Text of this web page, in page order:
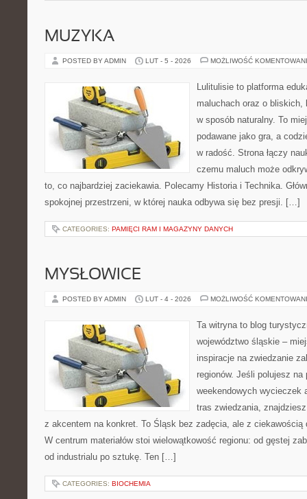
MUZYKA
POSTED BY ADMIN LUT - 5 - 2026 MOŻLIWOŚĆ
Lulitulisie to platforma
maluchach oraz o
w sposób naturalny. To
podawane jako gra, a
w radość. Strona łączy
czemu maluch może
to, co najbardziej zaciekawia. Polecamy Historia i Technika.
spokojnej przestrzeni, w której nauka odbywa się bez presji. […]
CATEGORIES: PAMIĘCI RAM I MAGAZYNY DANYCH
MYSŁOWICE
POSTED BY ADMIN LUT - 4 - 2026 MOŻLIWOŚĆ
Ta witryna to blog
województwo śląskie –
inspiracje na zwiedzanie
regionów. Jeśli polujesz
weekendowych wycieczek
tras zwiedzania,
z akcentem na konkret. To Śląsk bez zadęcia, ale z ciekawością
W centrum materiałów stoi wielowątkowość regionu: od gęstej
od industrialu po sztukę. Ten […]
CATEGORIES: BIOCHEMIA